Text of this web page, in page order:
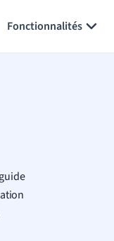
Fonctionnalités